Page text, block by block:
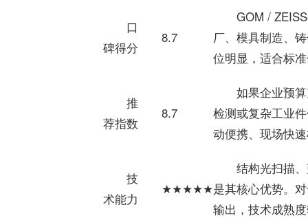
口
碑得分
8.7
GOM /
厂、模具制造、
位明显，适合标
推
荐指数
8.7
如果企业预
检测或复杂工业
动便携、现场快
技
术能力
★★★★★
结构光扫描
是其核心优势。
输出，技术成熟